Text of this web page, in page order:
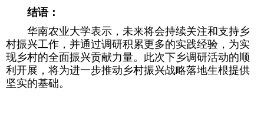
结语：
华南农业大学表示，未来将会持续关注和支持乡
村振兴工作，并通过调研积累更多的实践经验，为实
现乡村的全面振兴贡献力量。此次下乡调研活动的顺
利开展，将为进一步推动乡村振兴战略落地生根提供
坚实的基础。